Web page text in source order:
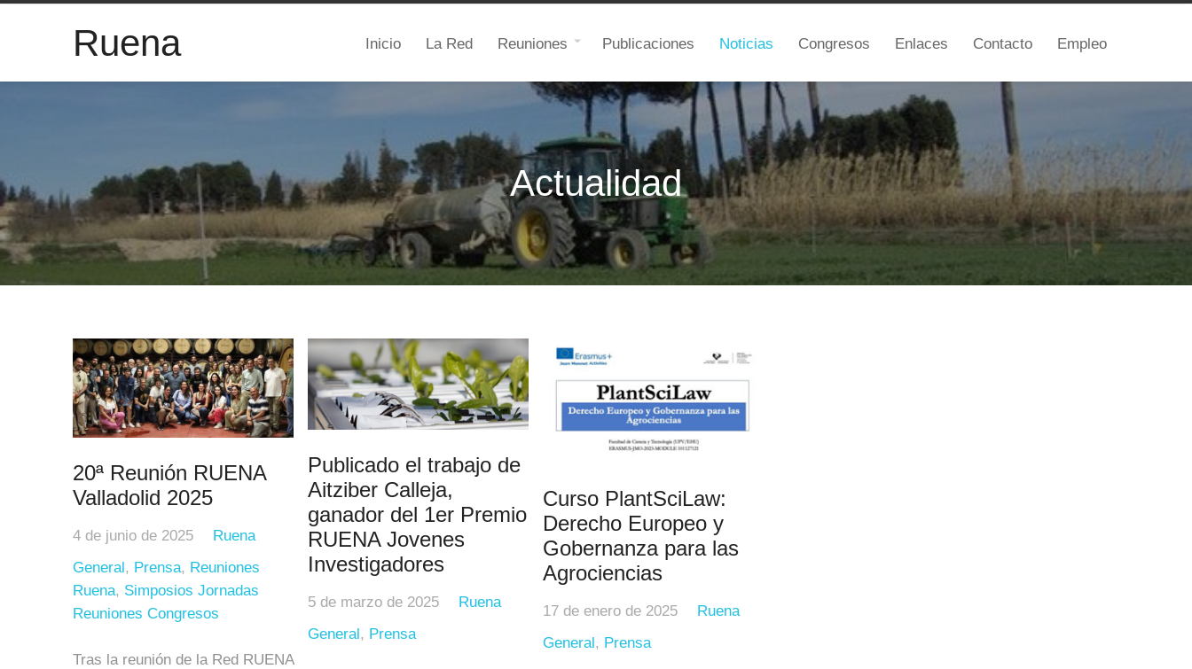
Ruena Inicio La Red Reuniones Publicaciones Noticias Congresos Enlaces Contacto Empleo
Actualidad
20ª Reunión RUENA
Valladolid 2025
4 de junio de 2025
Ruena
General, Prensa, Reuniones
Ruena, Simposios Jornadas
Reuniones Congresos
Tras la reunión de la Red RUENA
Publicado el trabajo de
Aitziber Calleja,
ganador del 1er Premio
RUENA Jovenes
Investigadores
5 de marzo de 2025
Ruena
General, Prensa
Curso PlantSciLaw:
Derecho Europeo y
Gobernanza para las
Agrociencias
17 de enero de 2025
Ruena
General , Prensa